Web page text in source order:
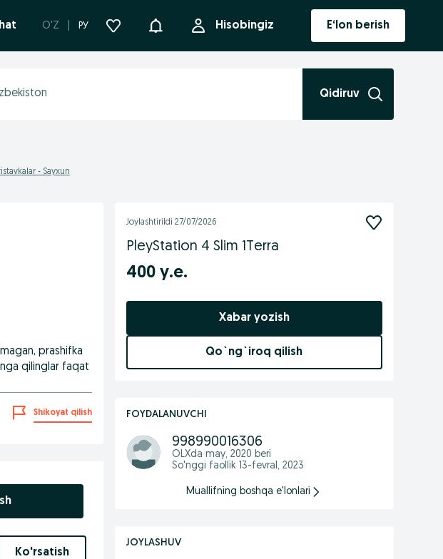
O'Z РУ Bildirishnoma Hisobingiz E‘lon berish
Qidiruv
- Sayxun
prashifka
qilinglar faqat
Shikoyat qilish
Ko'rsatish
Joylashtirildi 27/07/2026
PleyStation 4 Slim 1Terra
400 у.е.
Xabar yozish
Qo`ng`iroq qilish
FOYDALANUVCHI
998990016306
OLXda may, 2020 beri
So'nggi faollik 13-fevral, 2023
Muallifning boshqa e'lonlari
JOYLASHUV